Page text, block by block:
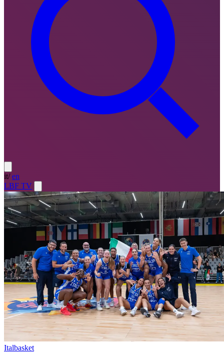
it/ en
LBF TV
Italbasket